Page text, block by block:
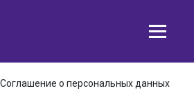
Соглашение о персональных данных